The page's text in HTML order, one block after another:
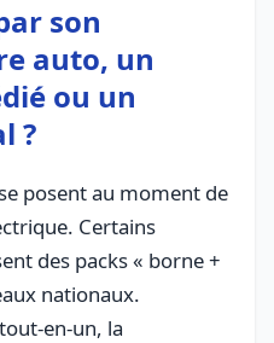
son
auto, un
ou un
?
posent au moment de
Certains
des packs « borne +
nationaux.
en-un, la